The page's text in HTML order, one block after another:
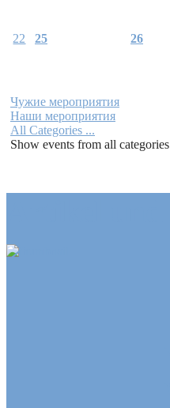
22 25 26
Чужие мероприятия
Наши мероприятия
All Categories ...
Show events from all categories